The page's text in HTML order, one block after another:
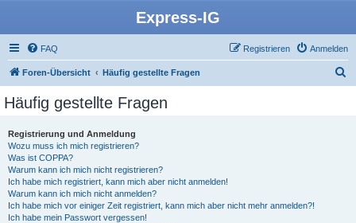
Express-IG
FAQ Anmelden
Registrieren
Foren-Übersicht Häufig gestellte Fragen
Häufig gestellte Fragen
Registrierung und Anmeldung
Wozu muss ich mich registrieren?
Was ist COPPA?
Warum kann ich mich nicht registrieren?
Ich habe mich registriert, kann mich aber nicht anmelden!
Warum kann ich mich nicht anmelden?
Ich habe mich vor einiger Zeit registriert, kann mich aber nicht mehr anmelden?!
Ich habe mein Passwort vergessen!